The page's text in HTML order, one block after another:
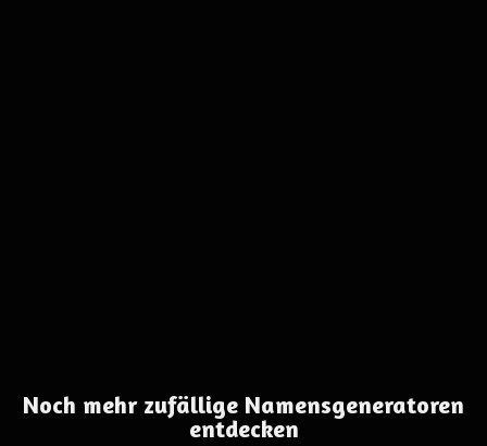
Noch mehr zufällige Namensgeneratoren
entdecken